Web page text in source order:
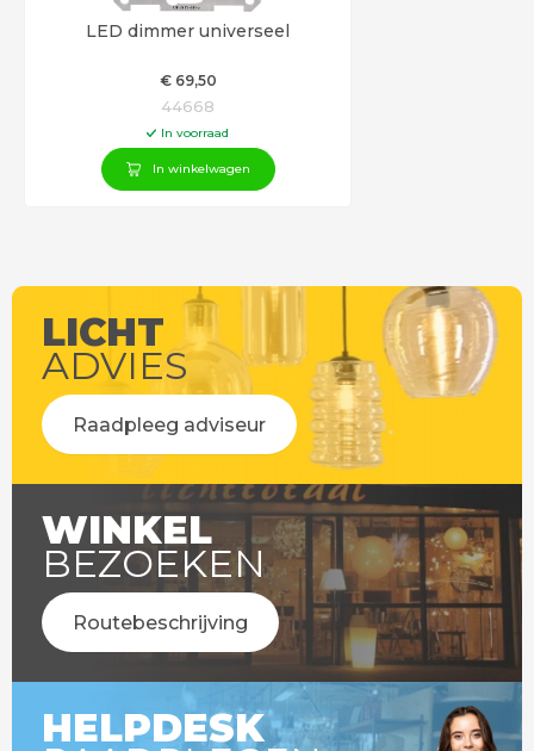
LED dimmer universeel
€69,50
44668
In voorraad
In winkelwagen
LICHT
ADVIES
Raadpleeg adviseur
WINKEL
BEZOEKEN
Routebeschrijving
HELPDESK